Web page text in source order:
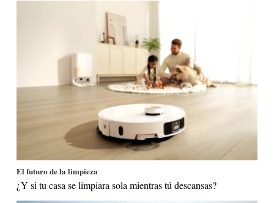
El futuro de la limpieza
¿Y si tu casa se limpiara sola mientras tú descansas?